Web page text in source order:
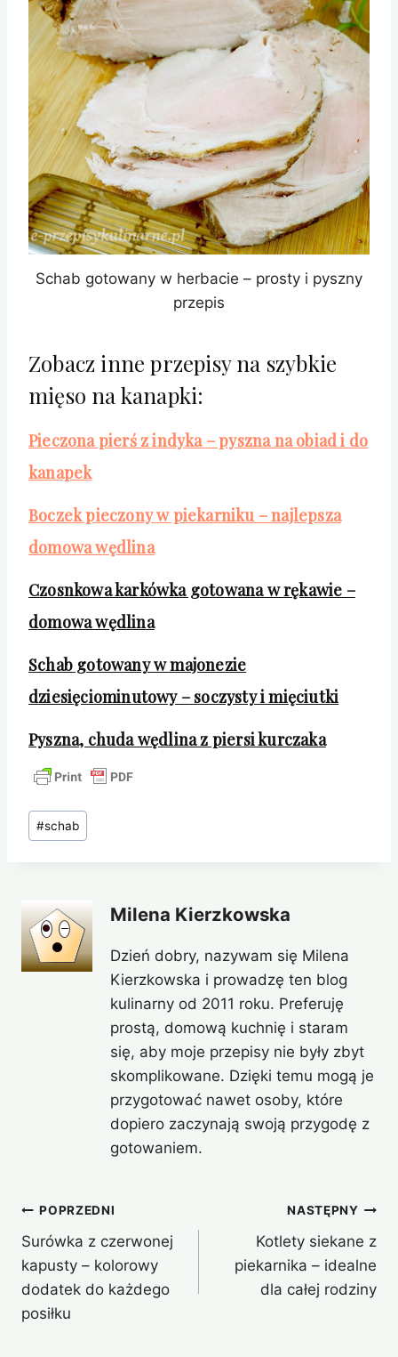
Schab gotowany w herbacie – prosty i pyszny
przepis
Zobacz inne przepisy na szybkie
mięso na kanapki:
Pieczona pierś z indyka – pyszna na obiad i do
kanapek
Boczek pieczony w piekarniku – najlepsza
domowa wędlina
Czosnkowa karkówka gotowana w rękawie –
domowa wędlina
Schab gotowany w majonezie
dziesięciominutowy – soczysty i mięciutki
Pyszna, chuda wędlina z piersi kurczaka
Tagi
wpisu:
#schab
Milena Kierzkowska
Dzień dobry, nazywam się Milena
Kierzkowska i prowadzę ten blog
kulinarny od 2011 roku. Preferuję
prostą, domową kuchnię i staram
się, aby moje przepisy nie były zbyt
skomplikowane. Dzięki temu mogą je
przygotować nawet osoby, które
dopiero zaczynają swoją przygodę z
gotowaniem.
Nawigacja
wpisu
POPRZEDNI
Surówka z czerwonej
kapusty – kolorowy
dodatek do każdego
posiłku
NASTĘPNY
Kotlety siekane z
piekarnika – idealne
dla całej rodziny